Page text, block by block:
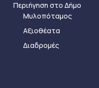
Περιήγηση στο Δήμο
Μυλοπόταμος
Αξιοθέατα
Διαδρομές